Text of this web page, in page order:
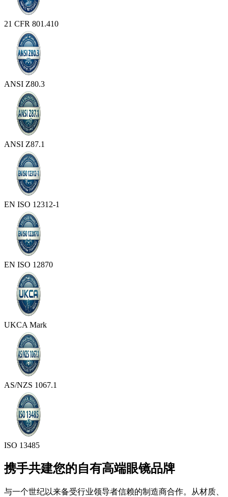
21 CFR 801.410
ANSI Z80.3
ANSI Z87.1
EN ISO 12312-1
EN ISO 12870
UKCA Mark
AS/NZS 1067.1
ISO 13485
携手共建您的自有高端眼镜品牌
与一个世纪以来备受行业领导者信赖的制造商合作。从材质、